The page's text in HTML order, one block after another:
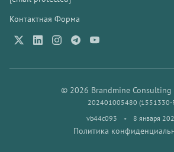
Контактная Форма
© 2026 Brandmine Consulting
202401005480 (1551330-
vb44c093
• 8 января
Политика